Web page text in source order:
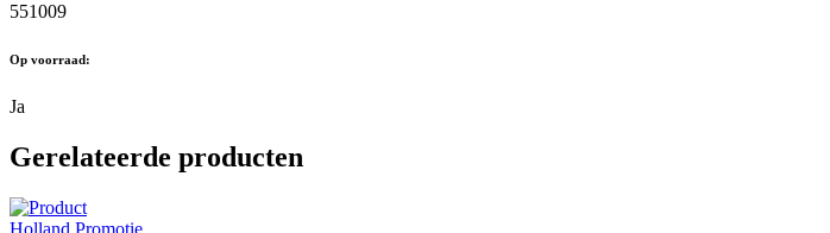
551009
Op voorraad:
Ja
Gerelateerde producten
Holland Promotie